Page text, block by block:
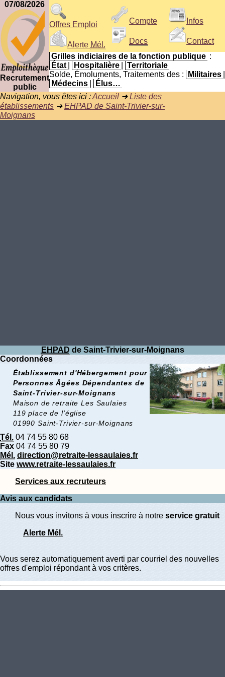
07/08/2026
Recrutement
public
Offres Emploi
Alerte Mél.
Compte
Docs
Infos
Contact
Grilles indiciaires de la fonction publique :
État
Hospitalière
Territoriale
Solde, Émoluments, Traitements des :
Militaires
Médecins
Élus…
Navigation, vous êtes ici :Accueil ➜Liste des
établissements ➜EHPAD de Saint-Trivier-sur-
Moignans
EHPAD de Saint-Trivier-sur-Moignans
Coordonnées
Établissement d'Hébergement pour
Personnes Âgées Dépendantes de
Saint-Trivier-sur-Moignans
Maison de retraite Les Saulaies
119 place de l'église
01990 Saint-Trivier-sur-Moignans
Tél. 04 74 55 80 68
Fax 04 74 55 80 79
Mél. direction@retraite-lessaulaies.fr
Site www.retraite-lessaulaies.fr
Services aux recruteurs
Avis aux candidats
Nous vous invitons à vous inscrire à notre service gratuit
Alerte Mél.
Vous serez automatiquement averti par courriel des nouvelles
offres d'emploi répondant à vos critères.